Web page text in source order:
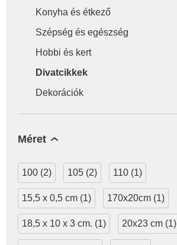
Konyha és étkező
Szépség és egészség
Hobbi és kert
Divatcikkek
Dekorációk
Méret
100 (2) 105 (2) 110 (1)
15,5 x 0,5 cm (1) 170x20cm (1)
18,5 x 10 x 3 cm. (1) 20x23 cm (1)